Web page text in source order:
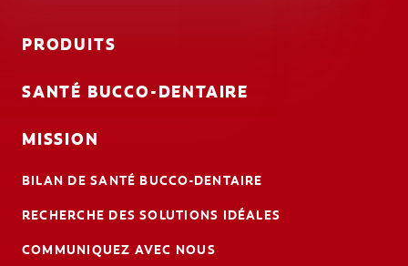
PRODUITS
SANTÉ BUCCO-DENTAIRE
MISSION
BILAN DE SANTÉ BUCCO-DENTAIRE
RECHERCHE DES SOLUTIONS IDÉALES
COMMUNIQUEZ AVEC NOUS